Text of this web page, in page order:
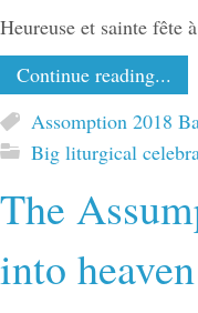
Heureuse et sainte fête
Continue reading...
Assomption 2018
Big liturgical
The
into